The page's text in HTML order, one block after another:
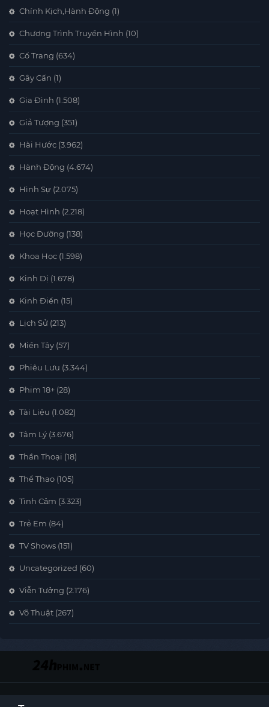
Chính Kịch,Hành Động (1)
Chương Trình Truyền Hình (10)
Cổ Trang (634)
Gây Cấn (1)
Gia Đình (1.508)
Giả Tượng (351)
Hài Hước (3.962)
Hành Động (4.674)
Hình Sự (2.075)
Hoạt Hình (2.218)
Học Đường (138)
Khoa Học (1.598)
Kinh Dị (1.678)
Kinh Điển (15)
Lịch Sử (213)
Miền Tây (57)
Phiêu Lưu (3.344)
Phim 18+ (28)
Tài Liệu (1.082)
Tâm Lý (3.676)
Thần Thoại (18)
Thể Thao (105)
Tình Cảm (3.323)
Trẻ Em (84)
TV Shows (151)
Uncategorized (60)
Viễn Tưởng (2.176)
Võ Thuật (267)